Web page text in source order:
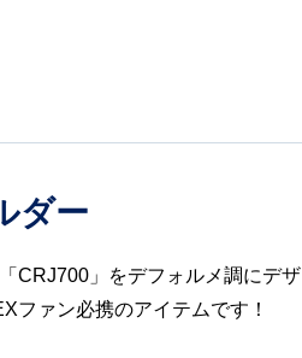
ダー
CRJ700」をデフォルメ調にデザ
ファン必携のアイテムです！